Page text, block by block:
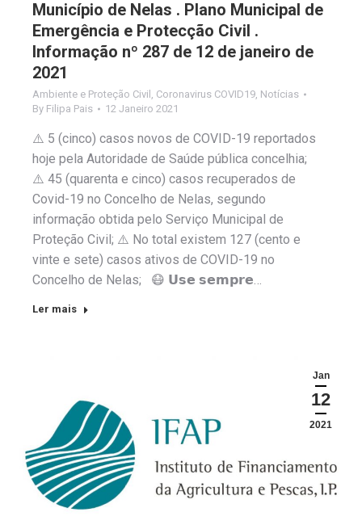
Município de Nelas . Plano Municipal de
Emergência e Protecção Civil .
Informação nº 287 de 12 de janeiro de
2021
Ambiente e Proteção Civil Coronavirus COVID19 Notícias
By Filipa Pais 12 Janeiro 2021
⚠️ 5 (cinco) casos novos de COVID-19 reportados
hoje pela Autoridade de Saúde pública concelhia;
⚠️ 45 (quarenta e cinco) casos recuperados de
Covid-19 no Concelho de Nelas, segundo
informação obtida pelo Serviço Municipal de
Proteção Civil; ⚠️ No total existem 127 (cento e
vinte e sete) casos ativos de COVID-19 no
Concelho de Nelas; 😷 𝗨𝘀𝗲 𝘀𝗲𝗺𝗽𝗿𝗲…
Ler mais
Jan
12
2021